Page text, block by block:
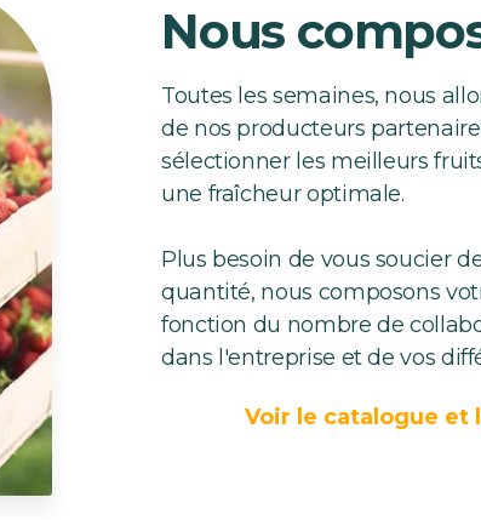
Nous
Toutes les semaines, nous
de nos producteurs
sélectionner les meilleurs
une fraîcheur optimale.
Plus besoin de vous soucier
quantité, nous composons
fonction du nombre de
dans l'entreprise et de vos
Voir le catalogue et